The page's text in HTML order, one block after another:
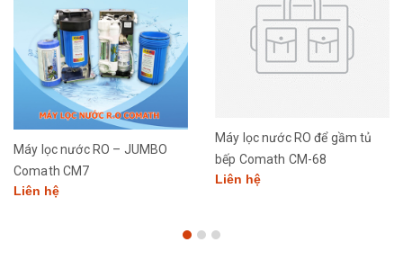
Máy lọc nước RO – JUMBO
Comath CM7
Liên hệ
Máy lọc nước RO để gầm tủ
bếp Comath CM-68
Liên hệ